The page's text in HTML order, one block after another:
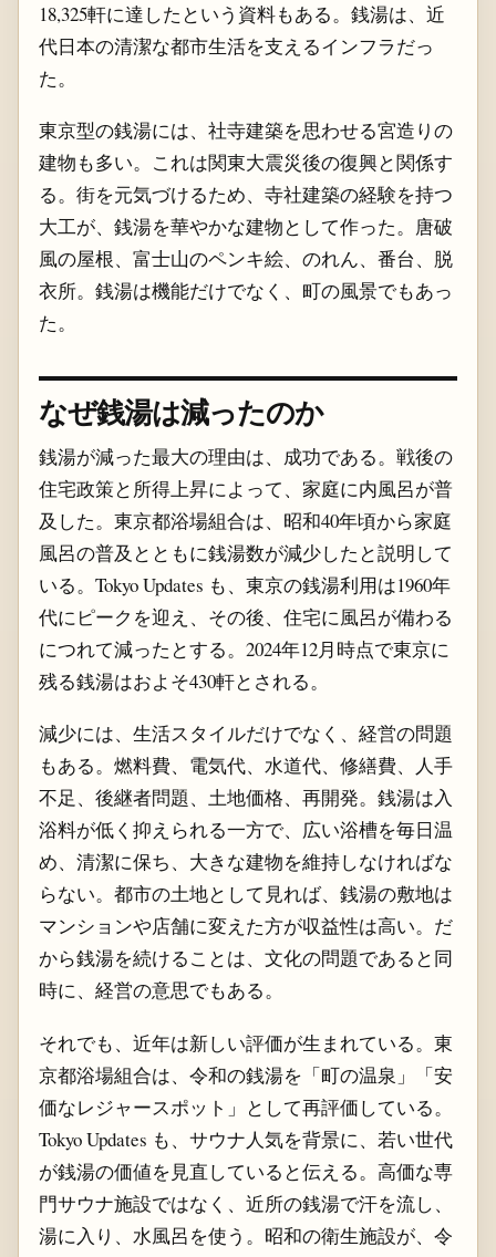
18,325軒に達したという資料もある。銭湯は、近
代日本の清潔な都市生活を支えるインフラだっ
た。
東京型の銭湯には、社寺建築を思わせる宮造りの
建物も多い。これは関東大震災後の復興と関係す
る。街を元気づけるため、寺社建築の経験を持つ
大工が、銭湯を華やかな建物として作った。唐破
風の屋根、富士山のペンキ絵、のれん、番台、脱
衣所。銭湯は機能だけでなく、町の風景でもあっ
た。
なぜ銭湯は減ったのか
銭湯が減った最大の理由は、成功である。戦後の
住宅政策と所得上昇によって、家庭に内風呂が普
及した。東京都浴場組合は、昭和40年頃から家庭
風呂の普及とともに銭湯数が減少したと説明して
いる。Tokyo Updates も、東京の銭湯利用は1960年
代にピークを迎え、その後、住宅に風呂が備わる
につれて減ったとする。2024年12月時点で東京に
残る銭湯はおよそ430軒とされる。
減少には、生活スタイルだけでなく、経営の問題
もある。燃料費、電気代、水道代、修繕費、人手
不足、後継者問題、土地価格、再開発。銭湯は入
浴料が低く抑えられる一方で、広い浴槽を毎日温
め、清潔に保ち、大きな建物を維持しなければな
らない。都市の土地として見れば、銭湯の敷地は
マンションや店舗に変えた方が収益性は高い。だ
から銭湯を続けることは、文化の問題であると同
時に、経営の意思でもある。
それでも、近年は新しい評価が生まれている。東
京都浴場組合は、令和の銭湯を「町の温泉」「安
価なレジャースポット」として再評価している。
Tokyo Updates も、サウナ人気を背景に、若い世代
が銭湯の価値を見直していると伝える。高価な専
門サウナ施設ではなく、近所の銭湯で汗を流し、
湯に入り、水風呂を使う。昭和の衛生施設が、令